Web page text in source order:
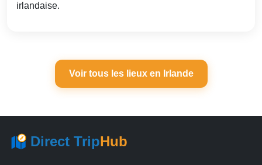
irlandaise.
Voir tous les lieux en Irlande
Direct TripHub